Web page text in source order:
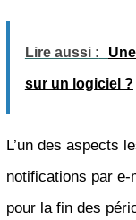
Lire aussi :
sur un logiciel ?
L’un des aspects
notifications par e-
pour la fin des